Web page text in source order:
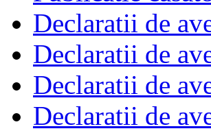
Declaratii de
Declaratii de
Declaratii de
Declaratii de